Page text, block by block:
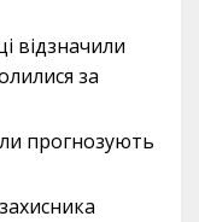
відзначили
за
прогнозують